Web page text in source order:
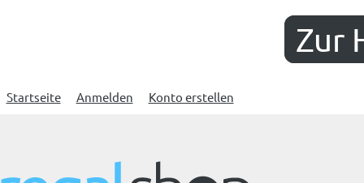
Zur
Startseite Anmelden Konto erstellen